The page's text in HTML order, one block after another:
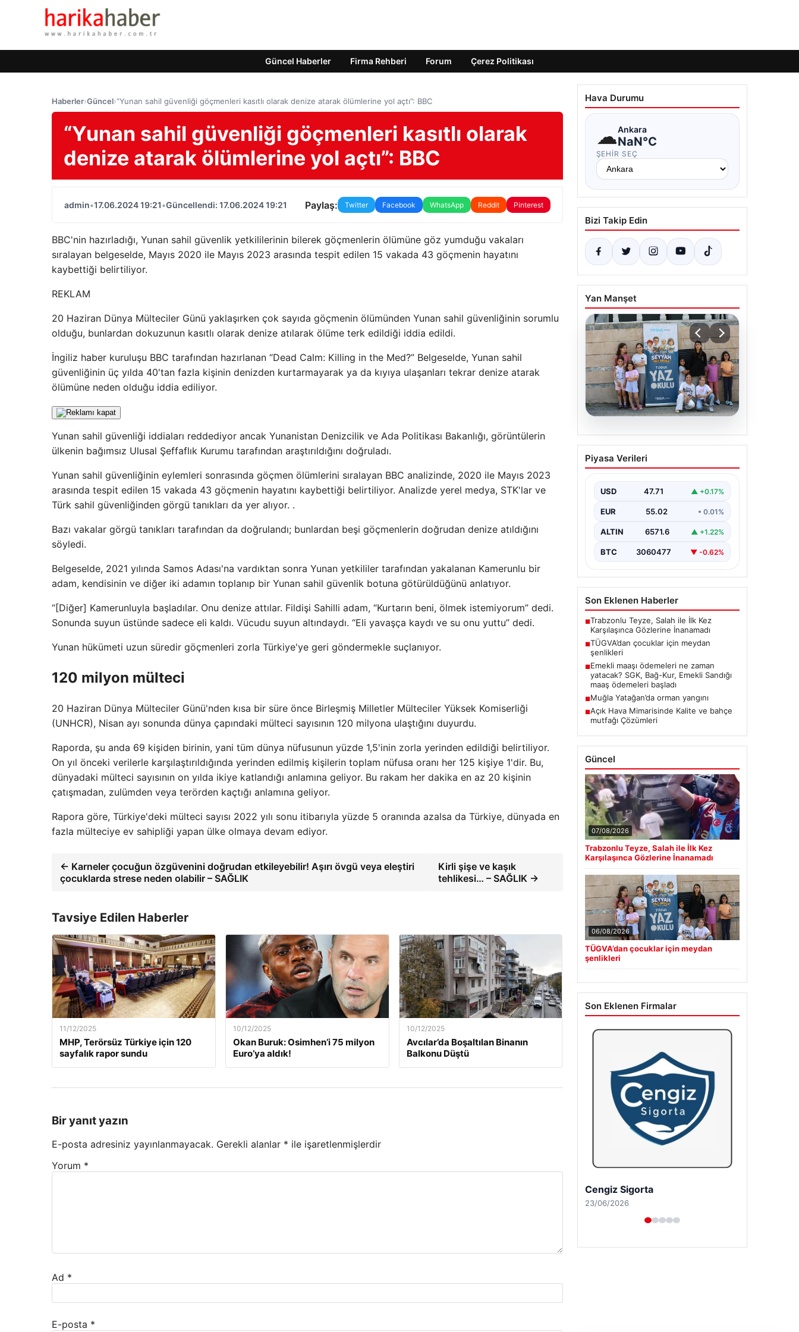
Güncel Haberler Firma Rehberi Forum Çerez Politikası
Haberler›Güncel›“Yunan sahil güvenliği göçmenleri kasıtlı olarak denize atarak ölümlerine yol açtı”: BBC
“Yunan sahil güvenliği göçmenleri kasıtlı olarak
denize atarak ölümlerine yol açtı”: BBC
admin•17.06.2024 19:21•Güncellendi: 17.06.2024 19:21 Paylaş: Twitter Facebook WhatsApp Reddit Pinterest
BBC'nin hazırladığı, Yunan sahil güvenlik yetkililerinin bilerek göçmenlerin ölümüne göz yumduğu vakaları
sıralayan belgeselde, Mayıs 2020 ile Mayıs 2023 arasında tespit edilen 15 vakada 43 göçmenin hayatını
kaybettiği belirtiliyor.
REKLAM
20 Haziran Dünya Mülteciler Günü yaklaşırken çok sayıda göçmenin ölümünden Yunan sahil güvenliğinin sorumlu
olduğu, bunlardan dokuzunun kasıtlı olarak denize atılarak ölüme terk edildiği iddia edildi.
İngiliz haber kuruluşu BBC tarafından hazırlanan “Dead Calm: Killing in the Med?” Belgeselde, Yunan sahil
güvenliğinin üç yılda 40'tan fazla kişinin denizden kurtarmayarak ya da kıyıya ulaşanları tekrar denize atarak
ölümüne neden olduğu iddia ediliyor.
Yunan sahil güvenliği iddiaları reddediyor ancak Yunanistan Denizcilik ve Ada Politikası Bakanlığı, görüntülerin
ülkenin bağımsız Ulusal Şeffaflık Kurumu tarafından araştırıldığını doğruladı.
Yunan sahil güvenliğinin eylemleri sonrasında göçmen ölümlerini sıralayan BBC analizinde, 2020 ile Mayıs 2023
arasında tespit edilen 15 vakada 43 göçmenin hayatını kaybettiği belirtiliyor. Analizde yerel medya, STK'lar ve
Türk sahil güvenliğinden görgü tanıkları da yer alıyor. .
Bazı vakalar görgü tanıkları tarafından da doğrulandı; bunlardan beşi göçmenlerin doğrudan denize atıldığını
söyledi.
Belgeselde, 2021 yılında Samos Adası'na vardıktan sonra Yunan yetkililer tarafından yakalanan Kamerunlu bir
adam, kendisinin ve diğer iki adamın toplanıp bir Yunan sahil güvenlik botuna götürüldüğünü anlatıyor.
“[Diğer] Kamerunluyla başladılar. Onu denize attılar. Fildişi Sahilli adam, “Kurtarın beni, ölmek istemiyorum” dedi.
Sonunda suyun üstünde sadece eli kaldı. Vücudu suyun altındaydı. “Eli yavaşça kaydı ve su onu yuttu” dedi.
Yunan hükümeti uzun süredir göçmenleri zorla Türkiye'ye geri göndermekle suçlanıyor.
120 milyon mülteci
20 Haziran Dünya Mülteciler Günü'nden kısa bir süre önce Birleşmiş Milletler Mülteciler Yüksek Komiserliği
(UNHCR), Nisan ayı sonunda dünya çapındaki mülteci sayısının 120 milyona ulaştığını duyurdu.
Raporda, şu anda 69 kişiden birinin, yani tüm dünya nüfusunun yüzde 1,5'inin zorla yerinden edildiği belirtiliyor.
On yıl önceki verilerle karşılaştırıldığında yerinden edilmiş kişilerin toplam nüfusa oranı her 125 kişiye 1'dir. Bu,
dünyadaki mülteci sayısının on yılda ikiye katlandığı anlamına geliyor. Bu rakam her dakika en az 20 kişinin
çatışmadan, zulümden veya terörden kaçtığı anlamına geliyor.
Rapora göre, Türkiye'deki mülteci sayısı 2022 yılı sonu itibarıyla yüzde 5 oranında azalsa da Türkiye, dünyada en
fazla mülteciye ev sahipliği yapan ülke olmaya devam ediyor.
← Karneler çocuğun özgüvenini doğrudan etkileyebilir! Aşırı övgü veya eleştiri
çocuklarda strese neden olabilir – SAĞLIK
Kirli şişe ve kaşık
tehlikesi… – SAĞLIK →
Tavsiye Edilen Haberler
11/12/2025
MHP, Terörsüz Türkiye için 120
sayfalık rapor sundu
10/12/2025
Okan Buruk: Osimhen’i 75 milyon
Euro’ya aldık!
10/12/2025
Avcılar’da Boşaltılan Binanın
Balkonu Düştü
Bir yanıt yazın
E-posta adresiniz yayınlanmayacak. Gerekli alanlar * ile işaretlenmişlerdir
Yorum *
Ad *
E-posta *
Hava Durumu
☁Ankara
NaN°C
ŞEHIR SEÇ
Bizi Takip Edin
Yan Manşet
06.08.2026
TÜGVA’dan çocuklar için
meydan şenlikleri
Piyasa Verileri
USD 47.71 ▲ +0.17%
EUR 55.02 • 0.01%
ALTIN 6571.6 ▲ +1.22%
BTC 3060477 ▼ -0.62%
Son Eklenen Haberler
■Trabzonlu Teyze, Salah ile İlk Kez
Karşılaşınca Gözlerine İnanamadı
■TÜGVA’dan çocuklar için meydan
şenlikleri
■Emekli maaşı ödemeleri ne zaman
yatacak? SGK, Bağ-Kur, Emekli Sandığı
maaş ödemeleri başladı
■Muğla Yatağan’da orman yangını
■Açık Hava Mimarisinde Kalite ve bahçe
mutfağı Çözümleri
Güncel
07/08/2026
Trabzonlu Teyze, Salah ile İlk Kez
Karşılaşınca Gözlerine İnanamadı
06/08/2026
TÜGVA’dan çocuklar için meydan
şenlikleri
Son Eklenen Firmalar
Hastaş Beton
26/05/2026